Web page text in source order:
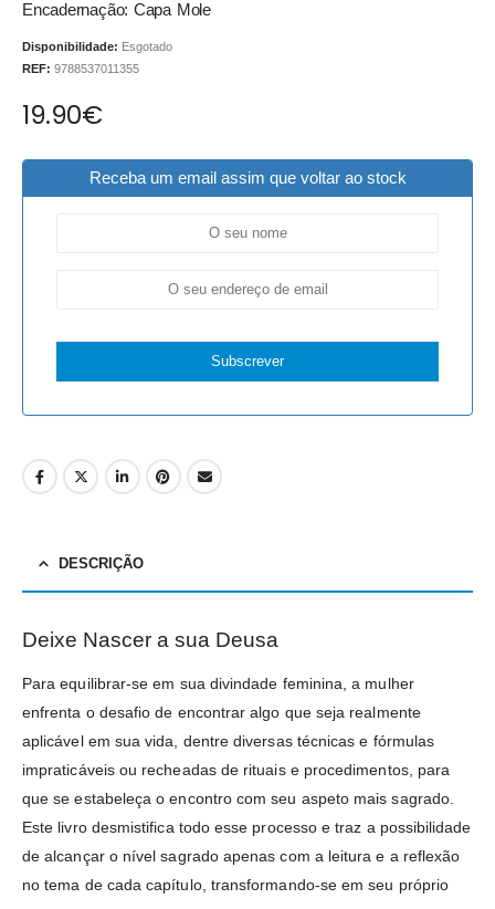
Encadernação: Capa Mole
Disponibilidade: Esgotado
REF: 9788537011355
19.90€
Receba um email assim que voltar ao stock
Subscrever
DESCRIÇÃO
Deixe Nascer a sua Deusa
Para equilibrar-se em sua divindade feminina, a mulher
enfrenta o desafio de encontrar algo que seja realmente
aplicável em sua vida, dentre diversas técnicas e fórmulas
impraticáveis ou recheadas de rituais e procedimentos, para
que se estabeleça o encontro com seu aspeto mais sagrado.
Este livro desmistifica todo esse processo e traz a possibilidade
de alcançar o nível sagrado apenas com a leitura e a reflexão
no tema de cada capítulo, transformando-se em seu próprio